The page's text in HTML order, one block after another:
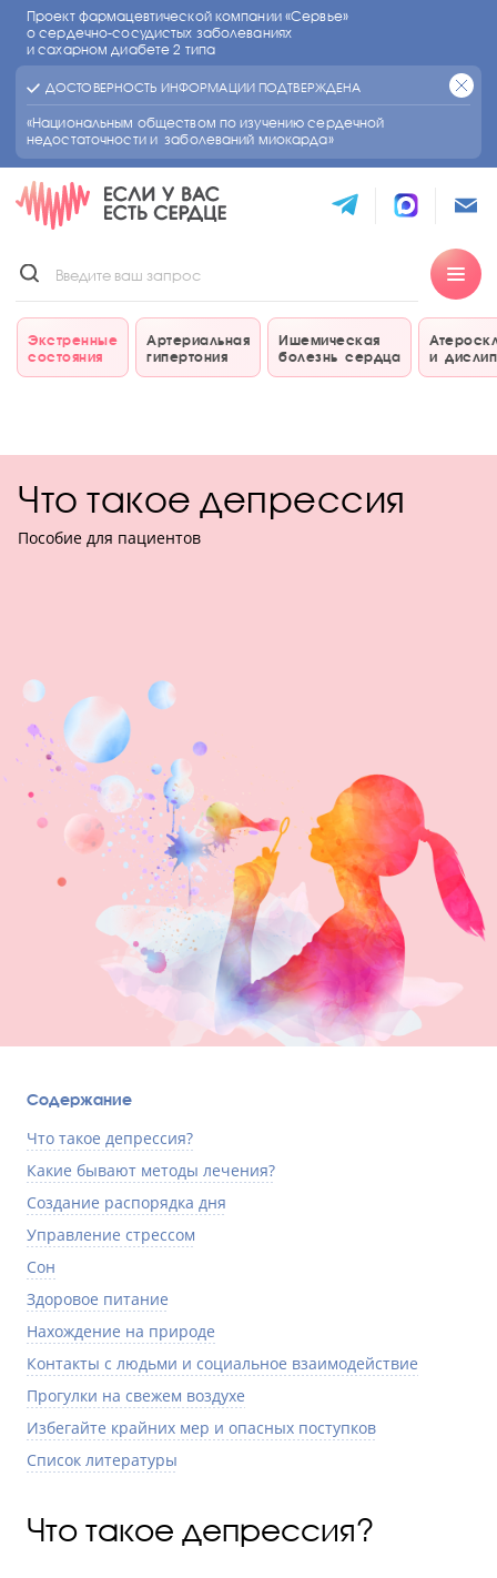
Проект фармацевтической компании «Сервье»
о сердечно-сосудистых заболеваниях
и сахарном диабете 2 типа
ДОСТОВЕРНОСТЬ ИНФОРМАЦИИ ПОДТВЕРЖДЕНА
«Национальным обществом по изучению сердечной
недостаточности и заболеваний миокарда»
Экстренные
состояния
Артериальная
гипертония
Ишемическая
болезнь сердца
и
Что такое депрессия
Пособие для пациентов
Содержание
Что такое депрессия?
Какие бывают методы лечения?
Создание распорядка дня
Управление стрессом
Сон
Здоровое питание
Нахождение на природе
Контакты с людьми и социальное взаимодействие
Прогулки на свежем воздухе
Избегайте крайних мер и опасных поступков
Список литературы
Что такое депрессия?